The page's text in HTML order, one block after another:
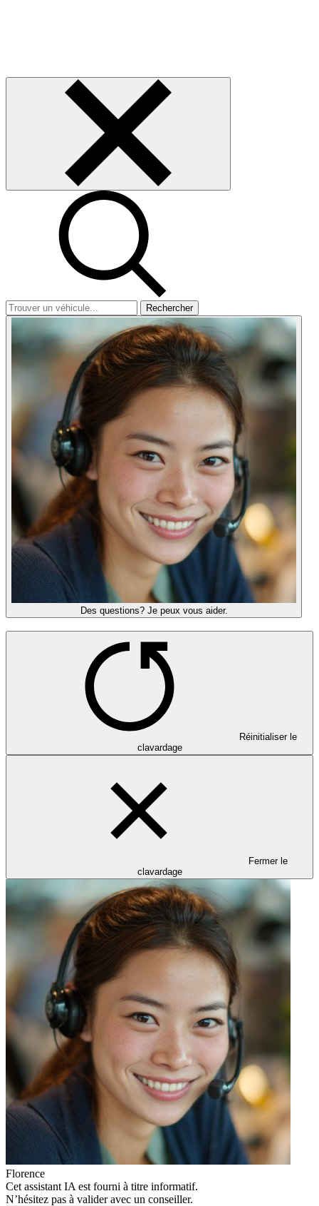
Rechercher
Des questions? Je peux vous aider.
Réinitialiser le
clavardage
Fermer le
clavardage
Florence
Cet assistant IA est fourni à titre informatif.
N’hésitez pas à valider avec un conseiller.